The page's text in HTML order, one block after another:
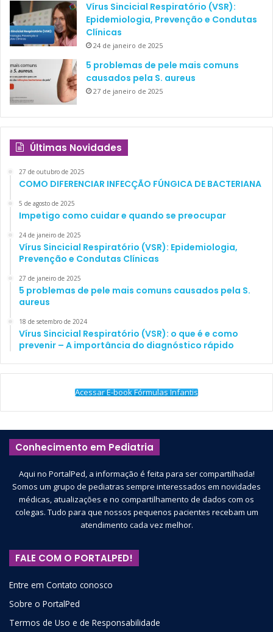
Vírus Sincicial Respiratório (VSR):
Epidemiologia, Prevenção e Condutas
Clínicas
24 de janeiro de 2025
5 problemas de pele mais comuns
causados pela S. aureus
27 de janeiro de 2025
Últimas Novidades
27 de outubro de 2025
COMO DIFERENCIAR INFECÇÃO FÚNGICA DE BACTERIANA
5 de agosto de 2025
Impetigo como cuidar e quando se preocupar
24 de janeiro de 2025
Vírus Sincicial Respiratório (VSR): Epidemiologia,
Prevenção e Condutas Clínicas
27 de janeiro de 2025
5 problemas de pele mais comuns causados pela S.
aureus
18 de setembro de 2024
Vírus Sincicial Respiratório (VSR): o que é e como
prevenir – A importância do diagnóstico rápido
Acessar E-book Fórmulas Infantis
Conhecimento em Pediatria
Aqui no PortalPed, a informação é feita para ser compartilhada!
Somos um grupo de pediatras sempre interessados em novidades
médicas, atualizações e no compartilhamento de dados com os
colegas. Tudo para que nossos pequenos pacientes recebam um
atendimento cada vez melhor.
FALE COM O PORTALPED!
Entre em Contato conosco
Sobre o PortalPed
Termos de Uso e de Responsabilidade